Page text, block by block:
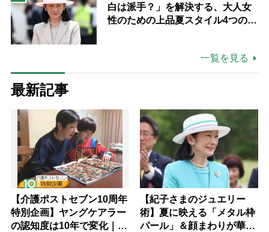
白は派手？」を解決する、大人女
性のための上品夏スタイル4つのコ
一覧を見る
最新記事
【介護ポストセブン10周年
特別企画】ヤングケアラー
の認知度は10年で変化｜流
【紀子さまのジュエリー
術】夏に映える「メタル枠
パール」＆顔まわりが華や